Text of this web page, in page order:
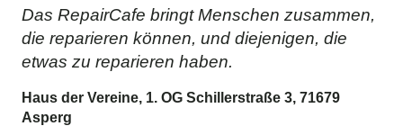
Das RepairCafe bringt Menschen zusammen,
die reparieren können, und diejenigen, die
etwas zu reparieren haben.
Haus der Vereine, 1. OG Schillerstraße 3, 71679
Asperg